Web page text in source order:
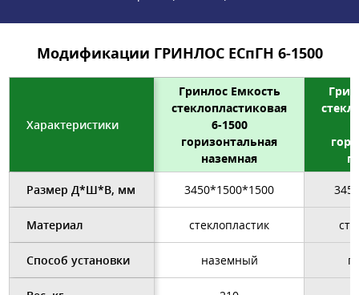
Модификации ГРИНЛОС ЕСпГН 6-1500
Характеристики
Гринлос Емкость
стеклопластиковая
6-1500
горизонтальная
наземная
Размер Д*Ш*В, мм 3450*1500*1500
Материал стеклопластик
Способ установки наземный